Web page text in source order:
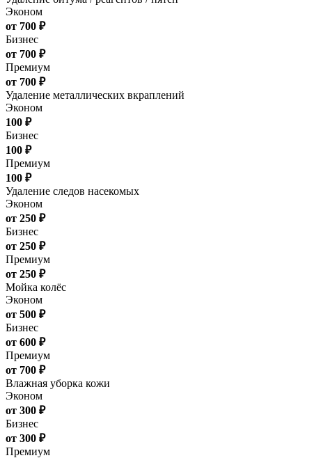
Эконом
от 700 ₽
Бизнес
от 700 ₽
Премиум
от 700 ₽
Удаление металлических вкраплений
Эконом
100 ₽
Бизнес
100 ₽
Премиум
100 ₽
Удаление следов насекомых
Эконом
от 250 ₽
Бизнес
от 250 ₽
Премиум
от 250 ₽
Мойка колёс
Эконом
от 500 ₽
Бизнес
от 600 ₽
Премиум
от 700 ₽
Влажная уборка кожи
Эконом
от 300 ₽
Бизнес
от 300 ₽
Премиум